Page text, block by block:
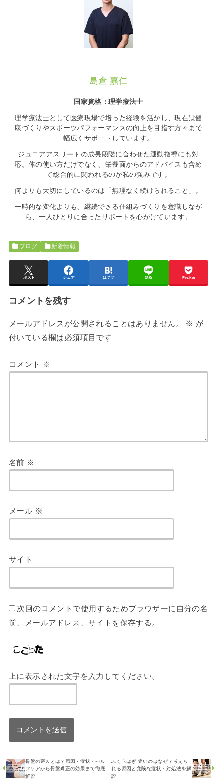
島倉 嘉仁
国家資格：理学療法士
理学療法士として医療現場で培った経験を活かし、現在は健
康づくりやスポーツパフォーマンスの向上を目指す方々まで
幅広くサポートしています。
ジュニアアスリートの成長段階に合わせた運動指導にも対
応。体の使い方だけでなく、栄養面からのアドバイスも含め
て総合的に関われるのが私の強みです。
何よりも大切にしているのは「無理なく続けられること」。
一時的な変化よりも、継続できる仕組みづくりを意識しなが
ら、一人ひとりに合ったサポートを心がけています。
ブログ 新着情報
ポスト シェア はてブ 送る Pocket
コメントを残す
メールアドレスが公開されることはありません。 ※ が
付いている欄は必須項目です
コメント ※
名前 ※
メール ※
サイト
次回のコメントで使用するためブラウザーに自分の名
前、メールアドレス、サイトを保存する。
上に表示された文字を入力してください。
骨盤の歪みとは？原因・症状・セル
フケアから骨盤矯正の効果まで徹底
解説
ふくらはぎ 痛いのはなぜ？考えら
れる原因と危険な症状・対処法を解
説